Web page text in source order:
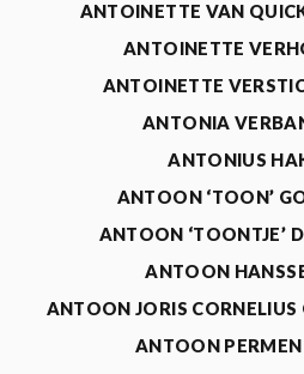
ANTOINETTE VAN
ANTOINETTE
ANTOINETTE
ANTONIA
ANTONIUS
ANTOON ‘TOON’
ANTOON ‘TOONTJE’
ANTOON
ANTOON JORIS CORNELIUS
ANTOON